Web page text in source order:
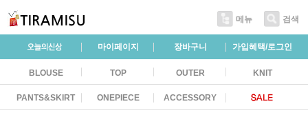
메뉴 검색
마이페이지 장바구니 가입혜택/로그인
BLOUSE TOP OUTER KNIT
PANTS&SKIRT ONEPIECE ACCESSORY